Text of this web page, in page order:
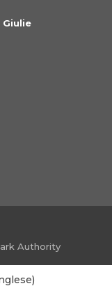
Authority
)